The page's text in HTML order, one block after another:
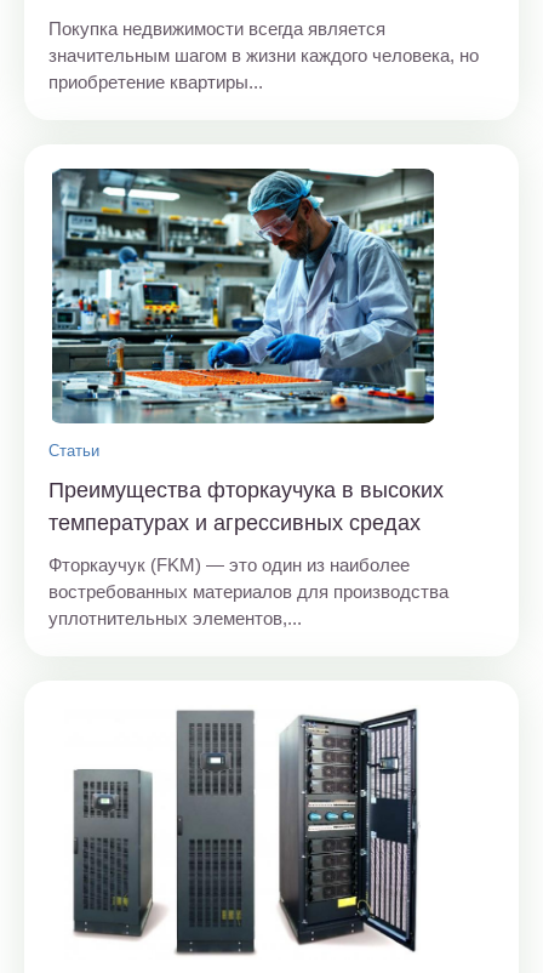
Покупка недвижимости всегда является
значительным шагом в жизни каждого человека, но
приобретение квартиры...
Статьи
Преимущества фторкаучука в высоких
температурах и агрессивных средах
Фторкаучук (FKM) — это один из наиболее
востребованных материалов для производства
уплотнительных элементов,...